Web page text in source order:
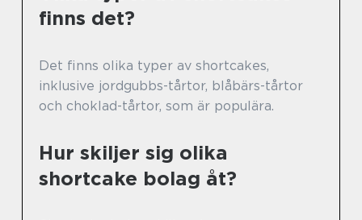
finns det?
Det finns olika typer av shortcakes,
inklusive jordgubbs-tårtor, blåbärs-tårtor
och choklad-tårtor, som är populära.
Hur skiljer sig olika
shortcake bolag åt?